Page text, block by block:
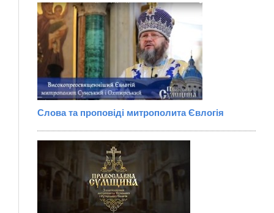
Слова та проповіді митрополита Євлогія